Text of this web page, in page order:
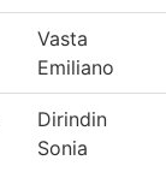
Vasta
Emiliano
Dirindin
Sonia